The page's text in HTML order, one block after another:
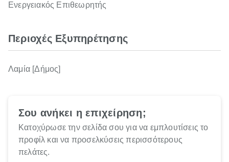
Ενεργειακός Επιθεωρητής
Περιοχές Εξυπηρέτησης
Λαμία [Δήμος]
Σου ανήκει η επιχείρηση;
Κατοχύρωσε την σελίδα σου για να εμπλουτίσεις το
προφίλ και να προσελκύσεις περισσότερους
πελάτες.